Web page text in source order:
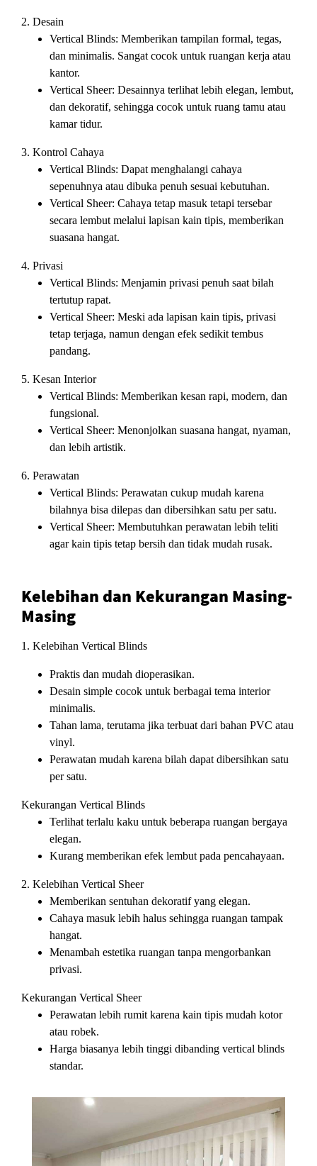
2. Desain
Vertical Blinds: Memberikan tampilan formal, tegas,
dan minimalis. Sangat cocok untuk ruangan kerja atau
kantor.
Vertical Sheer: Desainnya terlihat lebih elegan, lembut,
dan dekoratif, sehingga cocok untuk ruang tamu atau
kamar tidur.
3. Kontrol Cahaya
Vertical Blinds: Dapat menghalangi cahaya
sepenuhnya atau dibuka penuh sesuai kebutuhan.
Vertical Sheer: Cahaya tetap masuk tetapi tersebar
secara lembut melalui lapisan kain tipis, memberikan
suasana hangat.
4. Privasi
Vertical Blinds: Menjamin privasi penuh saat bilah
tertutup rapat.
Vertical Sheer: Meski ada lapisan kain tipis, privasi
tetap terjaga, namun dengan efek sedikit tembus
pandang.
5. Kesan Interior
Vertical Blinds: Memberikan kesan rapi, modern, dan
fungsional.
Vertical Sheer: Menonjolkan suasana hangat, nyaman,
dan lebih artistik.
6. Perawatan
Vertical Blinds: Perawatan cukup mudah karena
bilahnya bisa dilepas dan dibersihkan satu per satu.
Vertical Sheer: Membutuhkan perawatan lebih teliti
agar kain tipis tetap bersih dan tidak mudah rusak.
Kelebihan dan Kekurangan Masing-
Masing
1. Kelebihan Vertical Blinds
Praktis dan mudah dioperasikan.
Desain simple cocok untuk berbagai tema interior
minimalis.
Tahan lama, terutama jika terbuat dari bahan PVC atau
vinyl.
Perawatan mudah karena bilah dapat dibersihkan satu
per satu.
Kekurangan Vertical Blinds
Terlihat terlalu kaku untuk beberapa ruangan bergaya
elegan.
Kurang memberikan efek lembut pada pencahayaan.
2. Kelebihan Vertical Sheer
Memberikan sentuhan dekoratif yang elegan.
Cahaya masuk lebih halus sehingga ruangan tampak
hangat.
Menambah estetika ruangan tanpa mengorbankan
privasi.
Kekurangan Vertical Sheer
Perawatan lebih rumit karena kain tipis mudah kotor
atau robek.
Harga biasanya lebih tinggi dibanding vertical blinds
standar.